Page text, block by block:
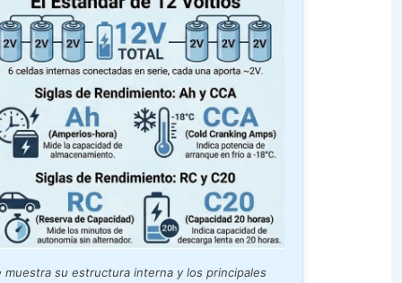
su estructura interna y los principales